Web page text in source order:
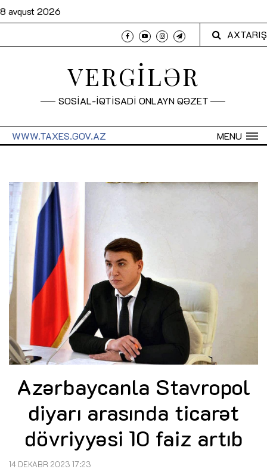
8 avqust 2026
AXTARIŞ
VERGİLƏR
SOSİAL-İQTİSADİ ONLAYN QƏZET
MENU
WWW.TAXES.GOV.AZ
Azərbaycanla Stavropol
diyarı arasında ticarət
dövriyyəsi 10 faiz artıb
14 DEKABR 2023 17:23